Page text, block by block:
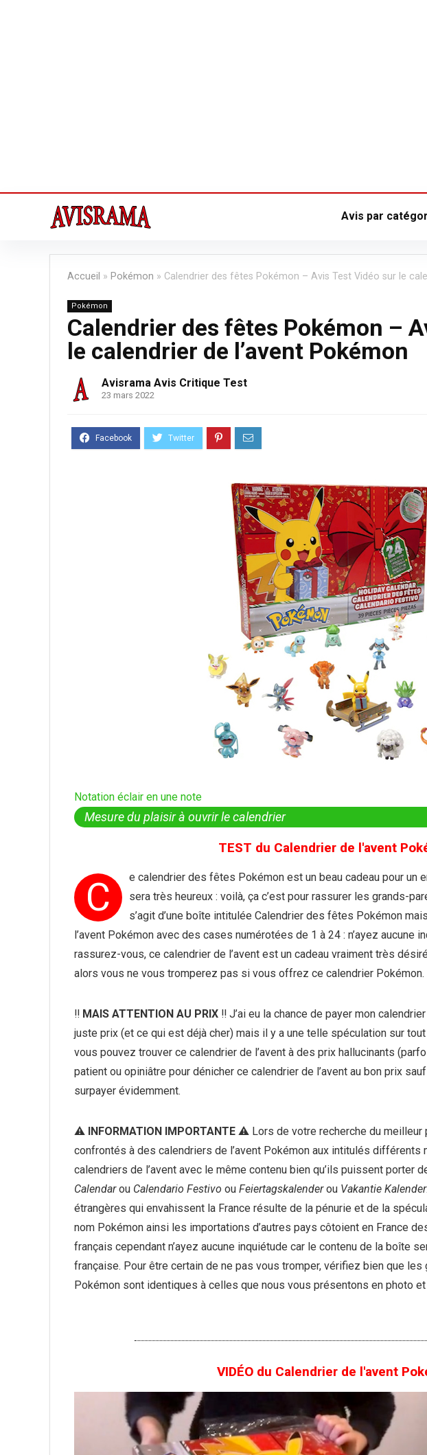
Avis par
Accueil » Pokémon » Calendrier des fêtes Pokémon – Avis Test Vidéo sur le
Pokémon
Calendrier des fêtes Pokémon –
le calendrier de l’avent Pokémon
Avisrama Avis Critique Test
23 mars 2022
Notation éclair en une note
Mesure du plaisir à ouvrir le calendrier
TEST du Calendrier de l'avent
C
e calendrier des fêtes Pokémon est un beau cadeau pour un
sera très heureux : voilà, ça c’est pour rassurer les grands-
s’agit d’une boîte intitulée Calendrier des fêtes Pokémon
l’avent Pokémon avec des cases numérotées de 1 à 24 : n’ayez aucune
rassurez-vous, ce calendrier de l’avent est un cadeau vraiment très
alors vous ne vous tromperez pas si vous offrez ce calendrier Pokémon.
‼️ MAIS ATTENTION AU PRIX ‼️ J’ai eu la chance de payer mon
juste prix (et ce qui est déjà cher) mais il y a une telle spéculation sur
vous pouvez trouver ce calendrier de l’avent à des prix hallucinants
patient ou opiniâtre pour dénicher ce calendrier de l’avent au bon prix
surpayer évidemment.
⚠️ INFORMATION IMPORTANTE ⚠️ Lors de votre recherche du meilleur
confrontés à des calendriers de l’avent Pokémon aux intitulés
calendriers de l’avent avec le même contenu bien qu’ils puissent porter
Calendarou Calendario Festivo ou Feiertagskalenderou Vakantie Kalender
étrangères qui envahissent la France résulte de la pénurie et de la
nom Pokémon ainsi les importations d’autres pays côtoient en France
français cependant n’ayez aucune inquiétude car le contenu de la boîte
française. Pour être certain de ne pas vous tromper, vérifiez bien que
Pokémon sont identiques à celles que nous vous présentons en photo
VIDÉO du Calendrier de l'avent